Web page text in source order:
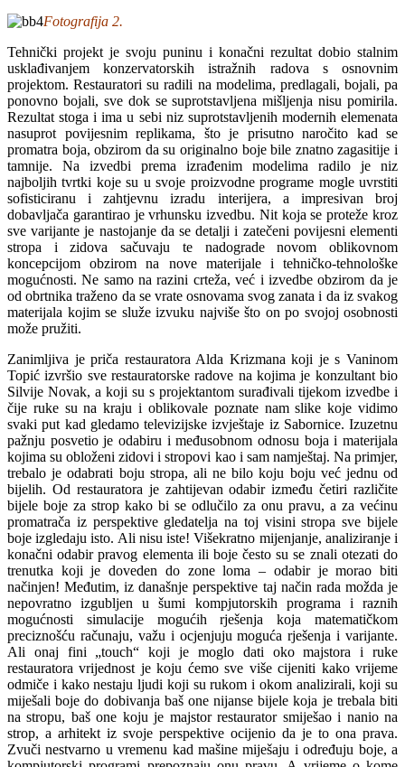
Fotografija 2.
Tehnički projekt je svoju puninu i konačni rezultat dobio stalnim
usklađivanjem konzervatorskih istražnih radova s osnovnim
projektom. Restauratori su radili na modelima, predlagali, bojali, pa
ponovno bojali, sve dok se suprotstavljena mišljenja nisu pomirila.
Rezultat stoga i ima u sebi niz suprotstavljenih modernih elemenata
nasuprot povijesnim replikama, što je prisutno naročito kad se
promatra boja, obzirom da su originalno boje bile znatno zagasitije i
tamnije. Na izvedbi prema izrađenim modelima radilo je niz
najboljih tvrtki koje su u svoje proizvodne programe mogle uvrstiti
sofisticiranu i zahtjevnu izradu interijera, a impresivan broj
dobavljača garantirao je vrhunsku izvedbu. Nit koja se proteže kroz
sve varijante je nastojanje da se detalji i zatečeni povijesni elementi
stropa i zidova sačuvaju te nadograde novom oblikovnom
koncepcijom obzirom na nove materijale i tehničko-tehnološke
mogućnosti. Ne samo na razini crteža, već i izvedbe obzirom da je
od obrtnika traženo da se vrate osnovama svog zanata i da iz svakog
materijala kojim se služe izvuku najviše što on po svojoj osobnosti
može pružiti.
Zanimljiva je priča restauratora Alda Krizmana koji je s Vaninom
Topić izvršio sve restauratorske radove na kojima je konzultant bio
Silvije Novak, a koji su s projektantom surađivali tijekom izvedbe i
čije ruke su na kraju i oblikovale poznate nam slike koje vidimo
svaki put kad gledamo televizijske izvještaje iz Sabornice. Izuzetnu
pažnju posvetio je odabiru i međusobnom odnosu boja i materijala
kojima su obloženi zidovi i stropovi kao i sam namještaj. Na primjer,
trebalo je odabrati boju stropa, ali ne bilo koju boju već jednu od
bijelih. Od restauratora je zahtijevan odabir između četiri različite
bijele boje za strop kako bi se odlučilo za onu pravu, a za većinu
promatrača iz perspektive gledatelja na toj visini stropa sve bijele
boje izgledaju isto. Ali nisu iste! Višekratno mijenjanje, analiziranje i
konačni odabir pravog elementa ili boje često su se znali otezati do
trenutka koji je doveden do zone loma – odabir je morao biti
načinjen! Međutim, iz današnje perspektive taj način rada možda je
nepovratno izgubljen u šumi kompjutorskih programa i raznih
mogućnosti simulacije mogućih rješenja koja matematičkom
preciznošću računaju, važu i ocjenjuju moguća rješenja i varijante.
Ali onaj fini „touch“ koji je moglo dati oko majstora i ruke
restauratora vrijednost je koju ćemo sve više cijeniti kako vrijeme
odmiče i kako nestaju ljudi koji su rukom i okom analizirali, koji su
miješali boje do dobivanja baš one nijanse bijele koja je trebala biti
na stropu, baš one koju je majstor restaurator smiješao i nanio na
strop, a arhitekt iz svoje perspektive ocijenio da je to ona prava.
Zvuči nestvarno u vremenu kad mašine miješaju i određuju boje, a